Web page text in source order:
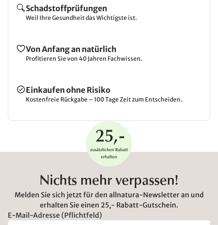
Schadstoffprüfungen
Weil Ihre Gesundheit das Wichtigste ist.
Von Anfang an natürlich
Profitieren Sie von 40 Jahren Fachwissen.
Einkaufen ohne Risiko
Kostenfreie Rückgabe – 100 Tage Zeit zum Entscheiden.
Nichts mehr verpassen!
Melden Sie sich jetzt für den allnatura-Newsletter an und
erhalten Sie einen 25,- Rabatt-Gutschein.
E-Mail-Adresse (Pflichtfeld)